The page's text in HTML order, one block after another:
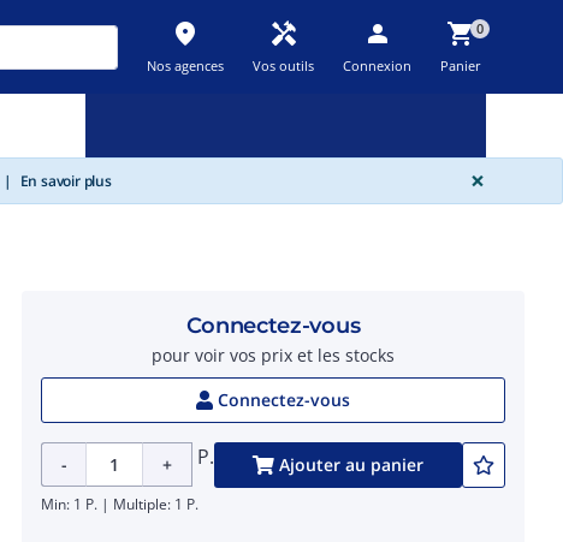
place
Nos agences
handyman
Vos outils
person
Connexion
shopping_cart0
Panier
| En savoir plus ×
Connectez-vous
pour voir vos prix et les stocks
Connectez-vous
- + P. Ajouter au panier
Min: 1 P. | Multiple: 1 P.